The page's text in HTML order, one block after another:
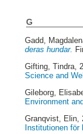
G
Gadd,
deras hundar.
Gifting, Tindra,
Science and
Gileborg,
Environment
Granqvist, Elin
Institutionen för